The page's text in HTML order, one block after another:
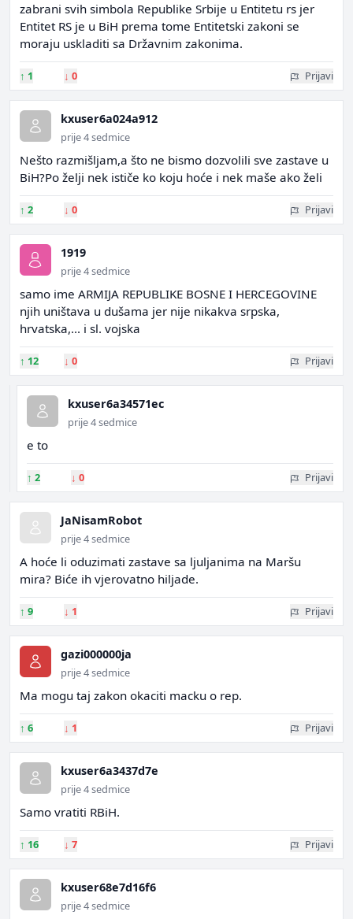
zabrani svih simbola Republike Srbije u Entitetu rs jer
Entitet RS je u BiH prema tome Entitetski zakoni se
moraju uskladiti sa Državnim zakonima.
↑ 1 ↓ 0 Prijavi
kxuser6a024a912
prije 4 sedmice
Nešto razmišljam,a što ne bismo dozvolili sve zastave u
BiH?Po želji nek ističe ko koju hoće i nek maše ako želi
↑ 2 ↓ 0 Prijavi
1919
prije 4 sedmice
samo ime ARMIJA REPUBLIKE BOSNE I HERCEGOVINE
njih uništava u dušama jer nije nikakva srpska,
hrvatska,... i sl. vojska
↑ 12 ↓ 0 Prijavi
kxuser6a34571ec
prije 4 sedmice
e to
↑ 2 ↓ 0 Prijavi
JaNisamRobot
prije 4 sedmice
A hoće li oduzimati zastave sa ljuljanima na Maršu
mira? Biće ih vjerovatno hiljade.
↑ 9 ↓ 1 Prijavi
gazi000000ja
prije 4 sedmice
Ma mogu taj zakon okaciti macku o rep.
↑ 6 ↓ 1 Prijavi
kxuser6a3437d7e
prije 4 sedmice
Samo vratiti RBiH.
↑ 16 ↓ 7 Prijavi
kxuser68e7d16f6
prije 4 sedmice